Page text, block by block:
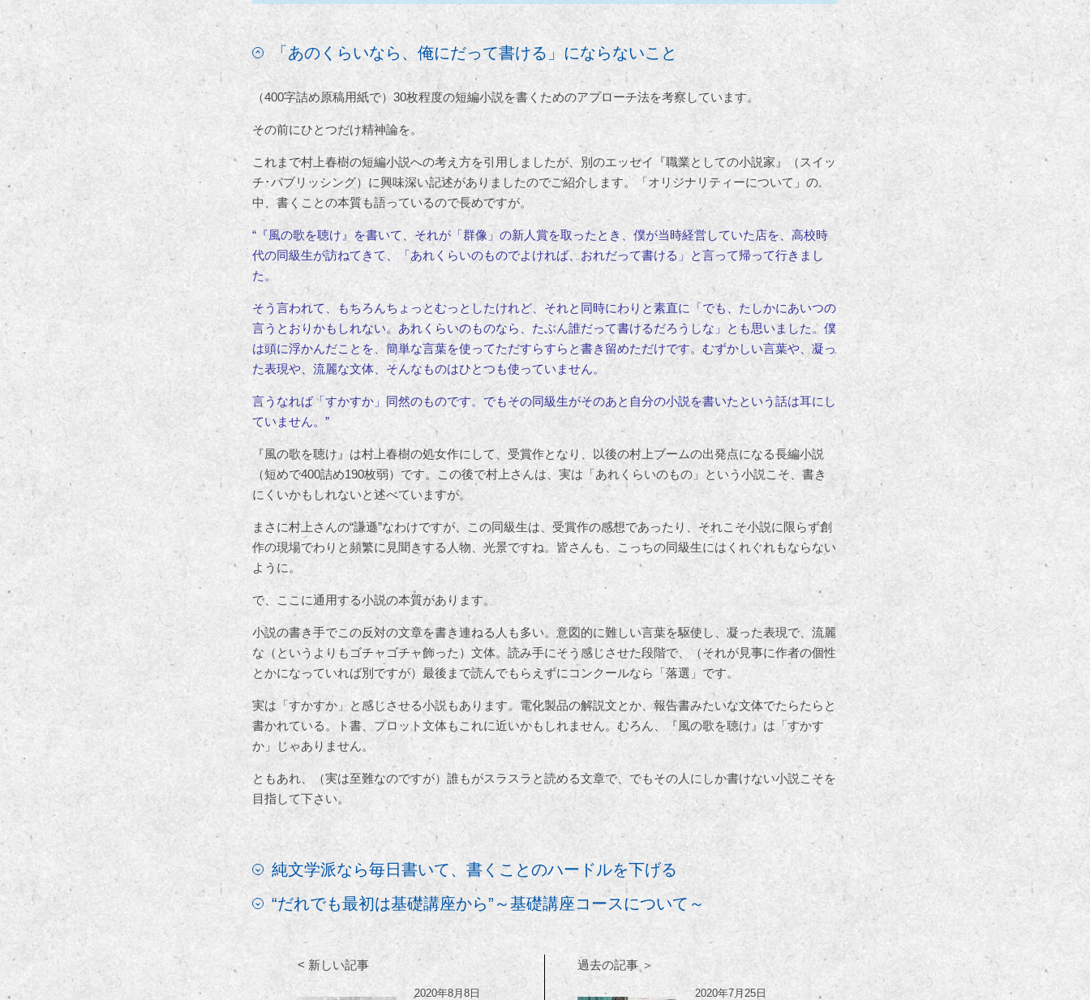
「あのくらいなら、俺にだって書ける」にならないこと
（400字詰め原稿用紙で）30枚程度の短編小説を書くためのアプローチ法を考察しています。
その前にひとつだけ精神論を。
これまで村上春樹の短編小説への考え方を引用しましたが、別のエッセイ『職業としての小説家』（スイッ
チ･パブリッシング）に興味深い記述がありましたのでご紹介します。「オリジナリティーについて」の
中、書くことの本質も語っているので長めですが。
“『風の歌を聴け』を書いて、それが「群像」の新人賞を取ったとき、僕が当時経営していた店を、高校時
代の同級生が訪ねてきて、「あれくらいのものでよければ、おれだって書ける」と言って帰って行きまし
た。
そう言われて、もちろんちょっとむっとしたけれど、それと同時にわりと素直に「でも、たしかにあいつの
言うとおりかもしれない。 あれくらいのものなら、たぶん誰だって書けるだろうしな」とも思いました。僕
は頭に浮かんだことを、簡単な言葉を使ってただすらすらと書き留めただけです。むずかしい言葉や、凝っ
た表現や、流麗な文体、そんなものはひとつも使っていません。
言うなれば「すかすか」同然のものです。でもその同級生がそのあと自分の小説を書いたという話は耳にし
ていません。”
『風の歌を聴け』は村上春樹の処女作にして、受賞作となり、以後の村上ブームの出発点になる長編小説
（短めで400詰め190枚弱）です。この後で村上さんは、実は「あれくらいのもの」という小説こそ、書き
にくいかもしれないと述べていますが。
まさに村上さんの“謙遜”なわけですが、この同級生は、受賞作の感想であったり、それこそ小説に限らず創
作の現場でわりと頻繁に見聞きする人物、光景ですね。皆さんも、こっちの同級生にはくれぐれもならない
ように。
で、ここに通用する小説の本質があります。
小説の書き手でこの反対の文章を書き連ねる人も多い。意図的に難しい言葉を駆使し、凝った表現で、流麗
な（というよりもゴチャゴチャ飾った）文体。読み手にそう感じさせた段階で、（それが見事に作者の個性
とかになっていれば別ですが）最後まで読んでもらえずにコンクールなら「落選」です。
実は「すかすか」と感じさせる小説もあります。電化製品の解説文とか、報告書みたいな文体でたらたらと
書かれている。ト書、プロット文体もこれに近いかもしれません。むろん、『風の歌を聴け』は「すかす
か」じゃありません。
ともあれ、（実は至難なのですが）誰もがスラスラと読める文章で、でもその人にしか書けない小説こそを
目指して下さい。
純文学派なら毎日書いて、書くことのハードルを下げる
“だれでも最初は基礎講座から”～基礎講座コースについて～
< 新しい記事
2020年8月8日
過去の記事 ＞
2020年7月25日